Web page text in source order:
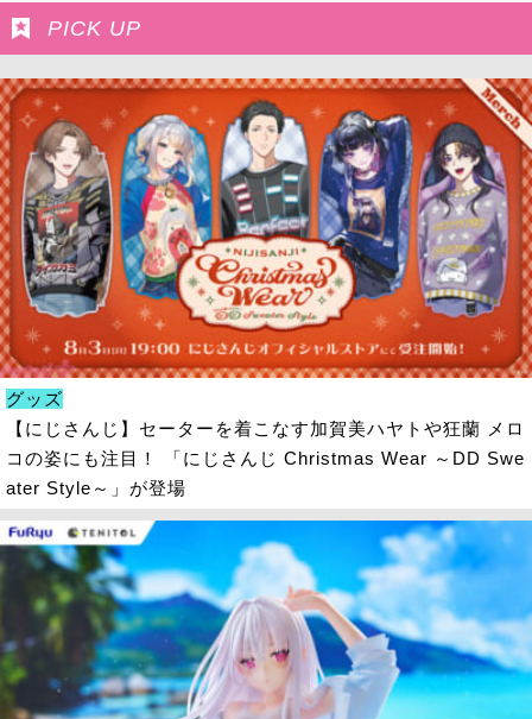
PICK UP
グッズ
【にじさんじ】セーターを着こなす加賀美ハヤトや狂蘭 メロ
コの姿にも注目！ 「にじさんじ Christmas Wear ～DD Swe
ater Style～」が登場